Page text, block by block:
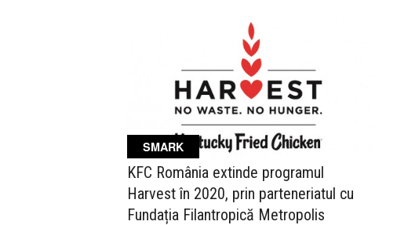
SMARK
KFC România extinde programul
Harvest în 2020, prin parteneriatul cu
Fundația Filantropică Metropolis